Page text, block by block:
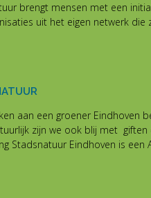
brengt mensen met een
uit het eigen netwerk die
aan een groener Eindhoven
zijn we ook blij met giften
Stadsnatuur Eindhoven is een